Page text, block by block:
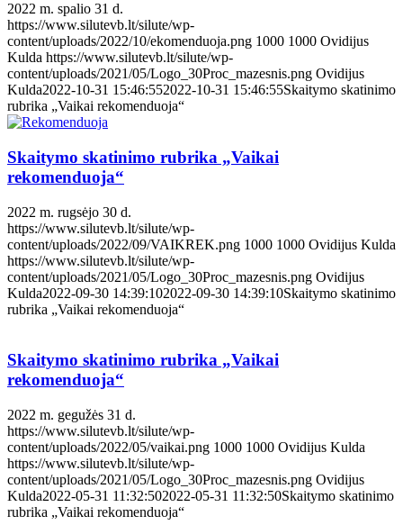
2022 m. spalio 31 d.
https://www.silutevb.lt/silute/wp-
content/uploads/2022/10/ekomenduoja.png 1000 1000 Ovidijus
Kulda https://www.silutevb.lt/silute/wp-
content/uploads/2021/05/Logo_30Proc_mazesnis.png Ovidijus
Kulda2022-10-31 15:46:552022-10-31 15:46:55Skaitymo skatinimo
rubrika „Vaikai rekomenduoja“
Skaitymo skatinimo rubrika „Vaikai
rekomenduoja“
2022 m. rugsėjo 30 d.
https://www.silutevb.lt/silute/wp-
content/uploads/2022/09/VAIKREK.png 1000 1000 Ovidijus Kulda
https://www.silutevb.lt/silute/wp-
content/uploads/2021/05/Logo_30Proc_mazesnis.png Ovidijus
Kulda2022-09-30 14:39:102022-09-30 14:39:10Skaitymo skatinimo
rubrika „Vaikai rekomenduoja“
Skaitymo skatinimo rubrika „Vaikai
rekomenduoja“
2022 m. gegužės 31 d.
https://www.silutevb.lt/silute/wp-
content/uploads/2022/05/vaikai.png 1000 1000 Ovidijus Kulda
https://www.silutevb.lt/silute/wp-
content/uploads/2021/05/Logo_30Proc_mazesnis.png Ovidijus
Kulda2022-05-31 11:32:502022-05-31 11:32:50Skaitymo skatinimo
rubrika „Vaikai rekomenduoja“